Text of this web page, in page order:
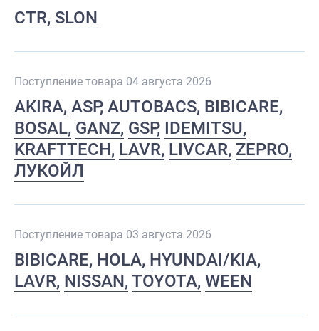
CTR SLON
Поступление товара 04 августа 2026
AKIRA ASP AUTOBACS BIBICARE
BOSAL GANZ GSP IDEMITSU
KRAFTTECH LAVR LIVCAR ZEPRO
ЛУКОЙЛ
Поступление товара 03 августа 2026
BIBICARE HOLA HYUNDAI/KIA
LAVR NISSAN TOYOTA WEEN